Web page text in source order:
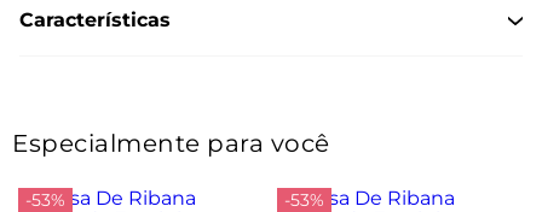
Características
Especialmente para você
-53% -53%